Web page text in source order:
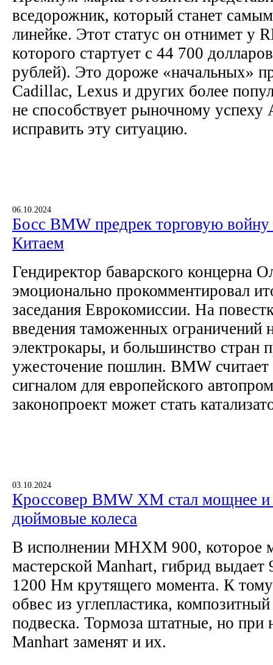
вседорожник, который станет
линейке. Этот статус он отнимет у
которого стартует с 44 700
рублей). Это дороже «начальных»
Cadillac, Lexus и других более
не способствует рыночному
исправить эту ситуацию.
06.10.2024
Босс BMW предрек торговую
Китаем
Гендиректор баварского концерна
эмоционально прокомментировал
заседания Еврокомиссии. На
введения таможенных ограничений
электрокары, и большинство стран
ужесточение пошлин. BMW
сигналом для европейского
законопроект может стать
03.10.2024
Кроссовер BMW XM стал мощнее
дюймовые колеса
В исполнении MHXM 900, которое
мастерской Manhart, гибрид
1200 Нм крутящего момента. К
обвес из углепластика,
подвеска. Тормоза штатные, но при
Manhart заменят и их.